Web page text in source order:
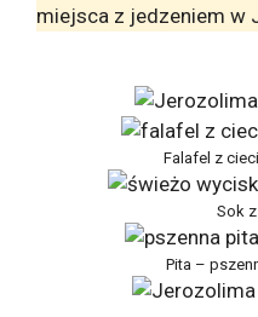
miejsca z jedzeniem w
Falafel z
Sok
Pita –